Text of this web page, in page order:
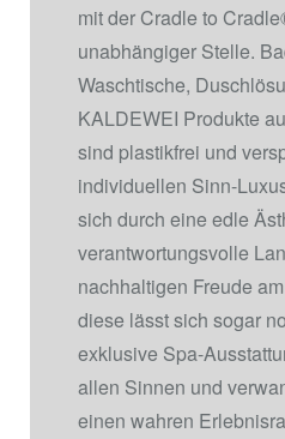
mit der Cradle to Cradle
unabhängiger Stelle.
Waschtische,
KALDEWEI Produkte
sind plastikfrei und
individuellen Sinn-
sich durch eine edle
verantwortungsvolle
nachhaltigen Freude
diese lässt sich sogar
exklusive Spa-
allen Sinnen und
einen wahren